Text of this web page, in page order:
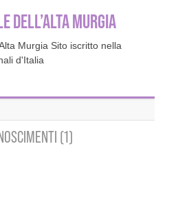
DELL’ALTA MURGIA
Murgia Sito iscritto nella
d'Italia
(1)